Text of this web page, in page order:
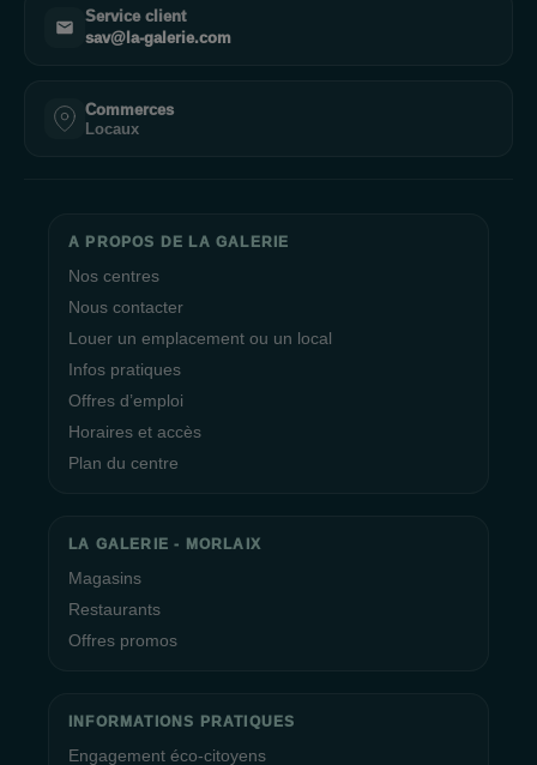
Service client
sav@la-galerie.com
Commerces
Locaux
A PROPOS DE LA GALERIE
Nos centres
Nous contacter
Louer un emplacement ou un local
Infos pratiques
Offres d’emploi
Horaires et accès
Plan du centre
LA GALERIE - MORLAIX
Magasins
Restaurants
Offres promos
INFORMATIONS PRATIQUES
Engagement éco-citoyens